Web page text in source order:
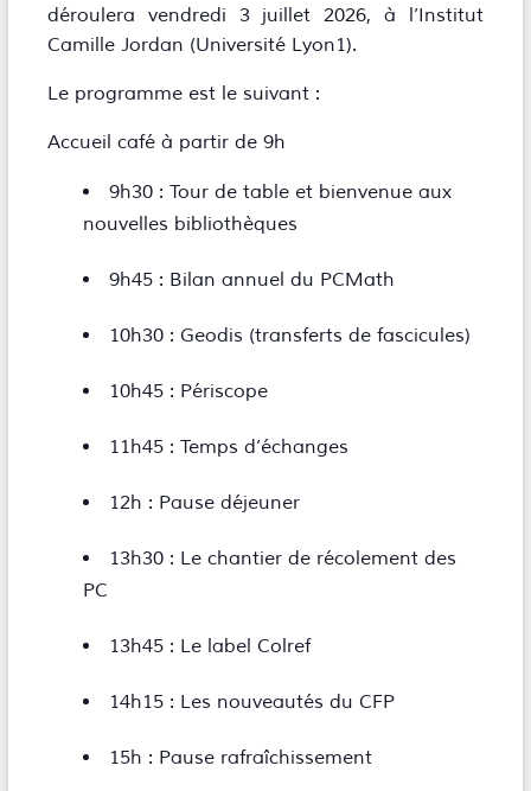
déroulera vendredi 3 juillet 2026, à l’Institut
Camille Jordan (Université Lyon1).
Le programme est le suivant :
Accueil café à partir de 9h
9h30 : Tour de table et bienvenue aux
nouvelles bibliothèques
9h45 : Bilan annuel du PCMath
10h30 : Geodis (transferts de fascicules)
10h45 : Périscope
11h45 : Temps d’échanges
12h : Pause déjeuner
13h30 : Le chantier de récolement des
PC
13h45 : Le label Colref
14h15 : Les nouveautés du CFP
15h : Pause rafraîchissement